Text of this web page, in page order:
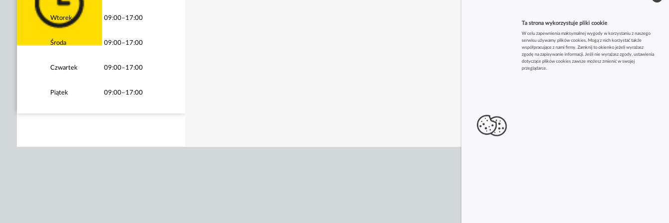
Wtorek 09:00–17:00
Środa 09:00–17:00
Czwartek 09:00–17:00
Piątek 09:00–17:00
Ta strona wykorzystuje pliki cookie
W celu zapewnienia maksymalnej wygody w korzystaniu z naszego
serwisu używamy plików cookies. Mogą z nich korzystać także
współpracujące z nami firmy. Zamknij to okienko jeżeli wyrażasz
zgodę na zapisywanie informacji. Jeśli nie wyrażasz zgody, ustawienia
dotyczące plików cookies zawsze możesz zmienić w swojej
przeglądarce.